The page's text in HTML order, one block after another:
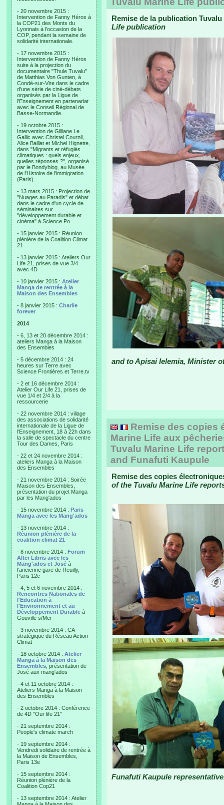
- 20 novembre 2015 :
Intervention de Fanny Héros à
la COP21 des Monts du
Lyonnais à l'occasion de la
COP, pendant la semaine de
solidarité internationale.
- 17 novembre 2015 :
Intervention de Fanny Héros
suite à la projection du
documentaire "Thule Tuvalu"
de Matthias Von Gunten, à
Condé-sur-Vire dans le cadre
d'une série de ciné-débats
organisés par la Ligue de
l'Enseignement en partenariat
avec le Conseil Régional de
Basse-Normandie.
- 19 octobre 2015 :
Intervention de Gilliane Le
Gallic avec Christel Cournil,
Alice Baillat et Michel Hignette,
dans "Migrants et réfugiés
climatiques : quels enjeux,
quelles réponses ?", organisé
par le Bondyblog, au Musée
de l'Histoire de l'immigration
(Paris)
- 13 mars 2015 : Projection de
"Nuages au Paradis" et débat
dans le cadre d'un cycle de
séminaires sur
"développement durable et
cinéma" à Science Po.
- 15 janvier 2015 : Réunion
plénière de la Coalition Climat
21
- 13 janvier 2015 : Ateliers Our
Life 21, prises de vue 3/4
avec 4D
- 10 janvier 2015 : Atelier
Manga de rentrée à la
Maison des Ensembles
- 8 janvier 2015 : Charlie
forever
2014
- 6, 13 et 20 décembre 2014 :
ateliers Manga à la Maison
des Ensembles
- 5 décembre 2014 : 24
heures sur Terre avec
Science Frontières et Terre.tv
- 2 et 16 décembre 2014 :
Atelier Our Life 21, prises de
vue 1/4 et 2/4 à la
ressourcerie
- 22 novembre 2014 : village
des associations de solidarité
internationale de la Ligue de
l'Enseignement, 18 à 22h dans
la salle de spectacle du centre
Tour des Dames, Paris
- 22 et 24 novembre 2014 :
ateliers Manga à la Maison
des Ensembles
- 21 novembre 2014 : Soirée
Maison des Ensembles,
présentation du projet Manga
par les Mang'ados
- 15 novembre 2014 : Paris
Manga avec les Mang'ados
- 13 novembre 2014 :
Réunion plénière de la
coalition climat 21
- 8 novembre 2014 : Forum
Alter Libris avec les
Mang'ados et José à
l'ancienne gare de Reuilly,
Paris 12e
- 4, 5 et 6 novembre 2014 :
Rencontres Nationales de
l'Education à
l'Environnement et au
Développement Durable à
Gouville s/Mer
- 3 novembre 2014 : CA
stratégique du Réseau Action
Climat
- 18 octobre 2014 : Atelier
Manga à la Maison des
Ensembles , présentation de
José aux mang'ados
- 4 et 11 octobre 2014 :
Ateliers Manga à la Maison
des Ensembles
- 2 octobre 2014 : Conférence
de 4D "Our life 21"
- 21 septembre 2014 :
People's climate march
- 19 septembre 2014 :
Vendredi solidaire de rentrée à
la Maison de Ensembles,
Paris 13e
- 15 septembre 2014 :
Réunion plénière de la
Coalition Cop21
- 13 septembre 2014 : Atelier
Remise de la publication
Life publication
and to Apisai Ielemia, Minister
Remise des copies
Marine Life aux
Tuvalu Marine Life
and Funafuti Kaupule
Remise des copies
of the Tuvalu Marine Life
Funafuti Kaupule